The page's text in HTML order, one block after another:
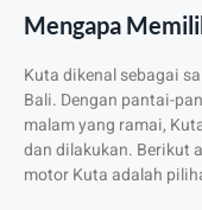
Mengapa
Kuta dikenal sebagai
Bali. Dengan pantai-
malam yang ramai,
dan dilakukan. Berikut
motor Kuta adalah